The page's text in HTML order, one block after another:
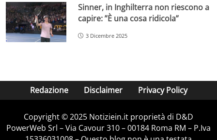
Sinner, in Inghilterra non riescono a
capire: ”È una cosa ridicola”
3 Dicembre 2025
Redazione Disclaimer Privacy Policy
Copyright © 2025 Notiziein.it proprietà di D&D
PowerWeb Srl – Via Cavour 310 – 00184 Roma RM – P.Iva